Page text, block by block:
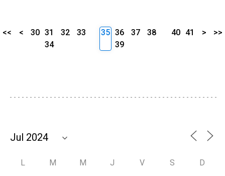
<< < 30 31 32
33
34
35 36 37
38
39
40 41 > >>
L M M J V S D